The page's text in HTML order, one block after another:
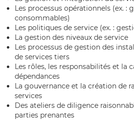
Les processus opérationnels (ex. :
consommables)
Les politiques de service (ex. :
La gestion des niveaux de service
Les processus de gestion des
de services tiers
Les rôles, les responsabilités et la
dépendances
La gouvernance et la création de
services
Des ateliers de diligence
parties prenantes